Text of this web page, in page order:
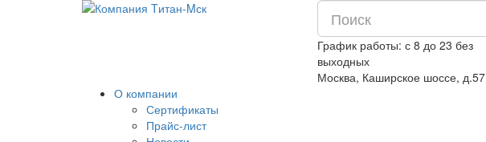
График работы: с 8 до 23 без
выходных
Москва, Каширское шоссе,
О компании
Сертификаты
Прайс-лист